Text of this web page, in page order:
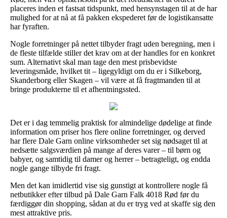
placeres inden et fastsat tidspunkt, med hensynstagen til at de har
mulighed for at nå at få pakken ekspederet før de logistikansatte
har fyraften.
Nogle forretninger på nettet tilbyder fragt uden beregning, men i
de fleste tilfælde stiller det krav om at der handles for en konkret
sum. Alternativt skal man tage den mest prisbevidste
leveringsmåde, hvilket tit – ligegyldigt om du er i Silkeborg,
Skanderborg eller Skagen – vil være at få fragtmanden til at
bringe produkterne til et afhentningssted.
Det er i dag temmelig praktisk for almindelige dødelige at finde
information om priser hos flere online forretninger, og derved
har flere Dale Garn online virksomheder set sig nødsaget til at
nedsætte salgsværdien på mange af deres varer – til børn og
babyer, og samtidig til damer og herrer – betragteligt, og endda
nogle gange tilbyde fri fragt.
Men det kan imidlertid vise sig gunstigt at kontrollere nogle få
netbutikker efter tilbud på Dale Garn Falk 4018 Rød før du
færdiggør din shopping, sådan at du er tryg ved at skaffe sig den
mest attraktive pris.